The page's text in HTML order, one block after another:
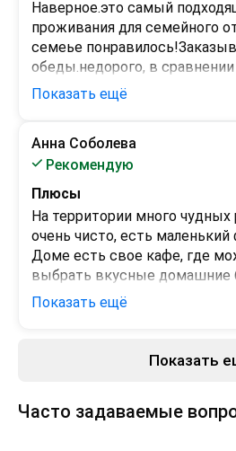
Наверное.это самый
проживания для семейного
семеье
обеды.недорого, в
Двор огорожен, чувствовали
номере ,чисто,уютно и к
песчаный пляж и вся
Минусы
Не встречали ничего
Показать ещё
Анна Соболева
Рекомендую
Плюсы
На территории много чудных
очень чисто, есть
Доме есть свое кафе, где
выбрать вкусные
ненавязчивый сервис ,
сменили постель и
Показать ещё
Показать
Часто задаваемые